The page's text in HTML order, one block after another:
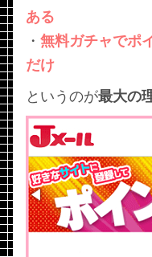
ある
・ 無料ガチャでポ
だけ
というのが最大の